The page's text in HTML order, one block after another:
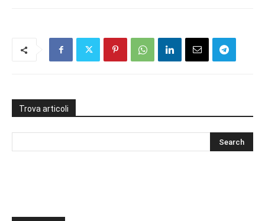
Trova articoli